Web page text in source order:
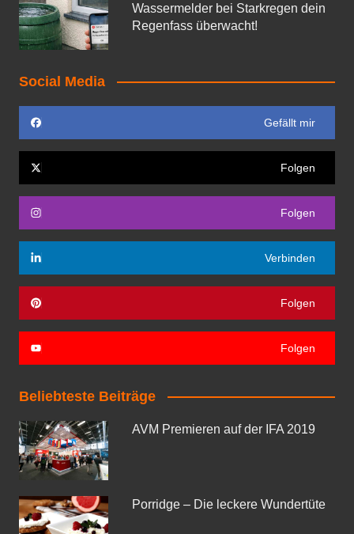
Wassermelder bei Starkregen dein
Regenfass überwacht!
Social Media
Gefällt mir
Folgen
Folgen
Verbinden
Folgen
Folgen
Beliebteste Beiträge
AVM Premieren auf der IFA 2019
Porridge – Die leckere Wundertüte